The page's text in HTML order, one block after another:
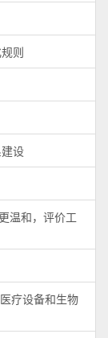
则
设
温和，评价工
疗设备和生物